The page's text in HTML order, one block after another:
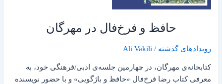
حافظ و فرخ‌فال در مهرگان
رویدادهای گذشته /
Ali Vakili
کتابخانه‌ی مهرگان، در چهارمین جلسه‌ی ادبی/فرهنگی خود، به
معرفی کتاب رضا فرخ‌فال «حافظ و باژگویی» و با حضور نویسنده